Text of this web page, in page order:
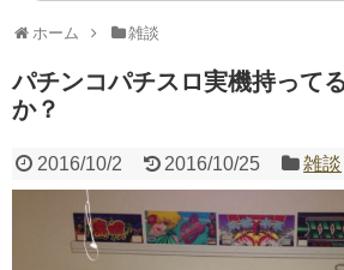
AngelBeats!とかいうクソアニメ
Powered by livedoor 相互RSS
ホーム 雑談
パチンコパチスロ実機持って
か？
2016/10/2 2016/10/25 雑談